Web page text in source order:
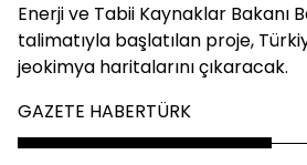
Enerji ve Tabii Kaynaklar Bakanı
talimatıyla başlatılan proje,
jeokimya haritalarını çıkaracak.
GAZETE HABERTÜRK